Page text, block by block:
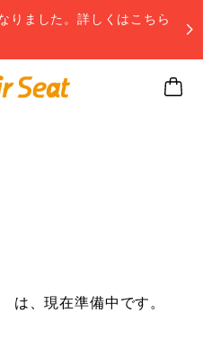
りました。詳しくはこちら
、現在準備中です。